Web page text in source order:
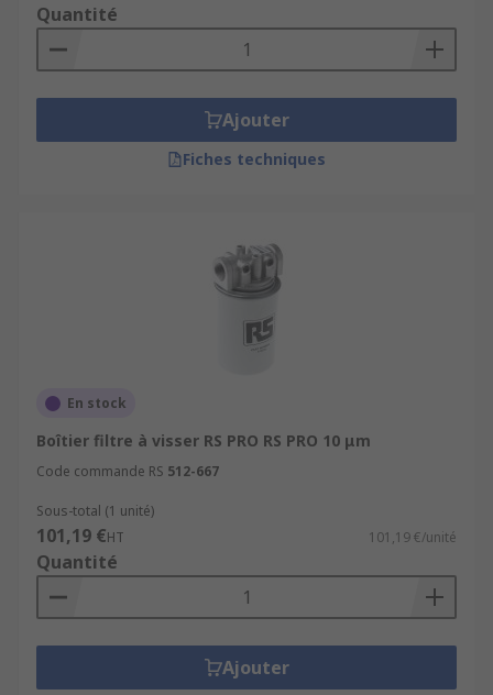
Quantité
Ajouter
Fiches techniques
En stock
Boîtier filtre à visser RS PRO RS PRO 10 μm
Code commande RS 512-667
Sous-total (1 unité)
101,19 €HT 101,19 €/unité
Quantité
Ajouter